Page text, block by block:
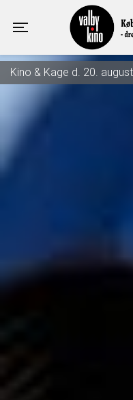
Toggle navigation
Valby Kino
Kino & Kage d. 20. august